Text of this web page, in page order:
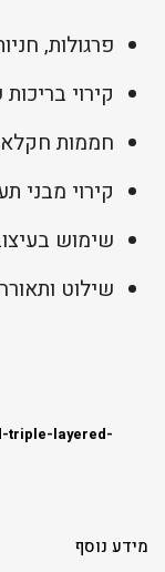
פרגולות,
קירוי
חממות
קירוי מבני
שימוש
שילוט
triple-layered-
מידע נוסף